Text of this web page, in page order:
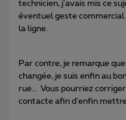
technicien, j'avais mis ce
éventuel geste commercial
la ligne.
Par contre, je remarque
changée, je suis enfin au
rue... Vous pourriez
contacte afin d'enfin